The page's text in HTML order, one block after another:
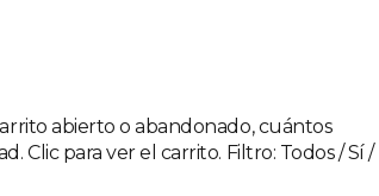
abierto o abandonado, cuántos
Clic para ver el carrito. Filtro: Todos / Sí /